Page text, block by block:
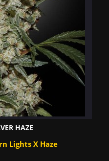
HAZE
Lights X Haze